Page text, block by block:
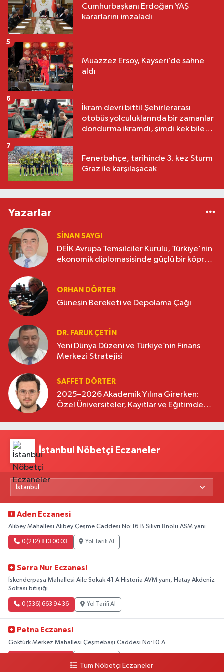
Cumhurbaşkanı Erdoğan YAŞ
kararlarını imzaladı
Muazzez Ersoy, Kayseri’de sahne
aldı
5
İkram devri bitti! Şehirlerarası
otobüs yolculuklarında bir zamanlar
dondurma ikramdı, şimdi kek bile
6
Fenerbahçe, tarihinde 3. kez Sturm
Graz ile karşılaşacak
7
Yazarlar
SINAN SAYGI
DEİK Avrupa Temsilciler Kurulu, Türkiye'nin
ekonomik diplomasisinde güçlü bir köprü
ORHAN DÖRTER
Güneşin Bereketi ve Depolama Çağı
DR. FARUK ÇETİN
Yeni Dünya Düzeni ve Türkiye’nin Finans
Merkezi Stratejisi
SAFFET DÖRTER
2025–2026 Akademik Yılına Girerken:
Özel Üniversiteler, Kayıtlar ve Eğitimde
İstanbul Nöbetçi Eczaneler
Aden Eczanesi
Alibey Mahallesi Alibey Çeşme Caddesi No:16 B Silivri 8nolu ASM yanı
0 (212) 813 00 03 Yol Tarifi Al
Serra Nur Eczanesi
İskenderpaşa Mahallesi Aile Sokak 41 A Historia AVM yanı, Hatay Akdeniz
Sofrası bitişiği.
0 (536) 663 94 36 Yol Tarifi Al
Petna Eczanesi
Göktürk Merkez Mahallesi Çeşmebaşı Caddesi No:10 A
Tüm Nöbetçi Eczaneler